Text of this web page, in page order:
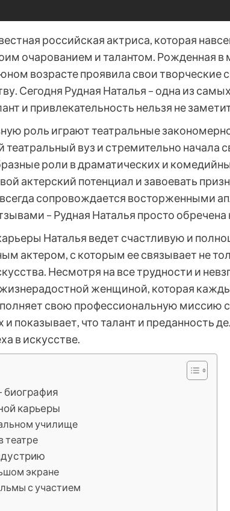
российская актриса, которая
очарованием и талантом. Рожденная в
возрасте проявила свои творческие
Сегодня Рудная Наталья – одна из
и привлекательность нельзя не
роль играют театральные
вуз и стремительно начала
роли в драматических и
актерский потенциал и завоевать
всегда сопровождается восторженными
– Рудная Наталья просто обречена
Наталья ведет счастливую и
актером, с которым ее связывает не
Несмотря на все трудности и
жизнерадостной женщиной, которая
свою профессиональную миссию
показывает, что талант и преданность
в искусстве.
биография
карьеры
училище
театре
экране
с участием